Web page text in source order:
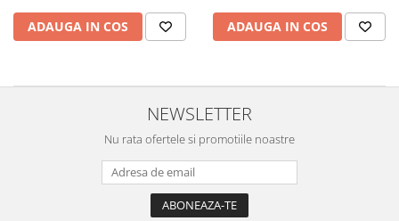
ADAUGA IN COS ADAUGA IN COS
NEWSLETTER
Nu rata ofertele si promotiile noastre